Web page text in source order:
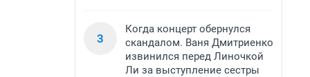
3
Когда концерт обернулся
скандалом. Ваня Дмитриенко
извинился перед Линочкой
Ли за выступление сестры